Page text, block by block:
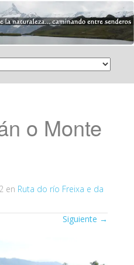
o Monte
en Ruta do río Freixa e da
Siguiente →